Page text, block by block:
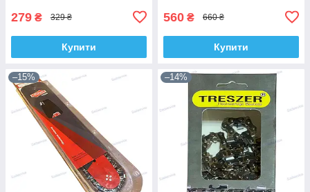
279 ₴ 329 ₴
Купити
560 ₴ 660 ₴
Купити
–15% –14%